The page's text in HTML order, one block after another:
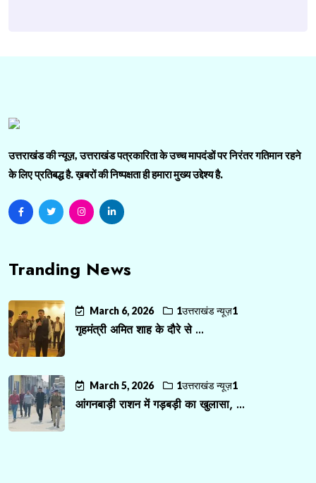
उत्तराखंड की न्यूज़, उत्तराखंड पत्रकारिता के उच्च मापदंडों पर निरंतर गतिमान रहने
के लिए प्रतिबद्ध है. ख़बरों की निष्पक्षता ही हमारा मुख्य उद्देश्य है.
Tranding News
March 6, 2026 1उत्तराखंड न्यूज़1
गृहमंत्री अमित शाह के दौरे से ...
March 5, 2026 1उत्तराखंड न्यूज़1
आंगनबाड़ी राशन में गड़बड़ी का खुलासा, ...